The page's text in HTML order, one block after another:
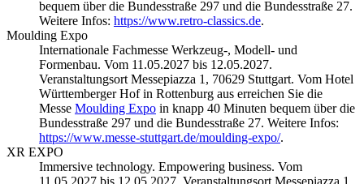
bequem über die Bundesstraße 297 und die Bundesstraße 27.
Weitere Infos: https://www.retro-classics.de.
Moulding Expo
Internationale Fachmesse Werkzeug-, Modell- und
Formenbau. Vom 11.05.2027 bis 12.05.2027.
Veranstaltungsort Messepiazza 1, 70629 Stuttgart. Vom Hotel
Württemberger Hof in Rottenburg aus erreichen Sie die
Messe Moulding Expo in knapp 40 Minuten bequem über die
Bundesstraße 297 und die Bundesstraße 27. Weitere Infos:
https://www.messe-stuttgart.de/moulding-expo/.
XR EXPO
Immersive technology. Empowering business. Vom
11.05.2027 bis 12.05.2027. Veranstaltungsort Messepiazza 1,